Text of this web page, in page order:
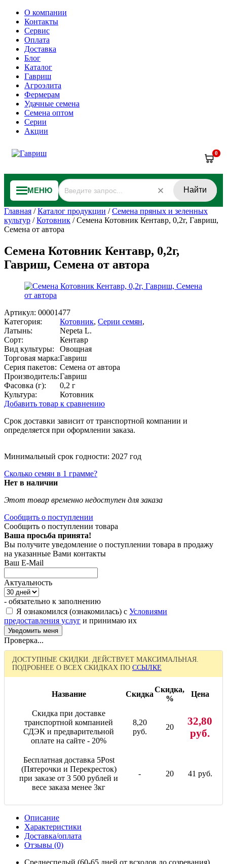
О компании
Контакты
Сервис
Оплата
Доставка
Блог
Каталог
Гавриш
Агроэлита
Фермерам
Удачные семена
Семена оптом
Серии
Акции
0
МЕНЮ Найти
Главная /Каталог продукции /Семена пряных и зеленных
культур /Котовник /Семена Котовник Кентавр, 0,2г, Гавриш,
Семена от автора
Семена Котовник Кентавр, 0,2г,
Гавриш, Семена от автора
Артикул: 00001477
Категория:
Котовник, Серии семян,
Латынь:
Nepeta L.
Сорт:
Кентавр
Вид культуры:
Овощная
Торговая марка:Гавриш
Серия пакетов: Семена от автора
Производитель:Гавриш
Фасовка (г):
0,2 г
Культура:
Котовник
Добавить товар к сравнению
Срок доставки зависит от транспортной компании и
определяется при оформлении заказа.
Минимальный срок годности: 2027 год
Сколько семян в 1 грамме?
Нет в наличии
Этот товар временно недоступен для заказа
Сообщить о поступлении
Сообщить о поступлении товара
Ваша просьба принята!
Вы получите уведомление о поступлении товара в продажу
на указанные Вами контакты
Ваш E-Mail
Актуальность
- обязательно к заполнению
Я ознакомился (ознакомилась) с Условиями
предоставления услуг и принимаю их
Проверка...
ДОСТУПНЫЕ СКИДКИ. ДЕЙСТВУЕТ МАКСИМАЛЬНАЯ.
ПОДРОБНЕЕ О ВСЕХ СКИДКАХ ПО ССЫЛКЕ
Название Скидка
Скидка,
%
Цена
Скидка при доставке
транспортной компанией
СДЭК и предварительной
оплате на сайте - 20%
8,20
руб.
20
32,80
руб.
Бесплатная доставка 5Post
(Пятерочки и Перекресток)
при заказе от 3 500 рублей и
весе заказа менее 3кг
- 20 41 руб.
Описание
Характеристики
Доставка/оплата
Отзывы (0)
Среднеспелый (60-65 дней от всходов до созревания)